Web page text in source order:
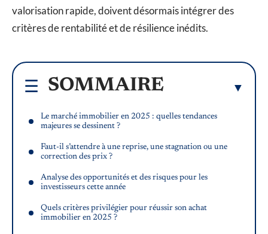
valorisation rapide, doivent désormais intégrer des
critères de rentabilité et de résilience inédits.
SOMMAIRE
Le marché immobilier en 2025 : quelles tendances
majeures se dessinent ?
Faut-il s’attendre à une reprise, une stagnation ou une
correction des prix ?
Analyse des opportunités et des risques pour les
investisseurs cette année
Quels critères privilégier pour réussir son achat
immobilier en 2025 ?